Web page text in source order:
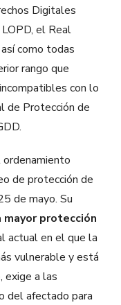
Digitales
el Real
como todas
rango que
con lo
de Protección de
de protección de
de mayo. Su
mayor protección
actual en el que la
vulnerable y está
exige a las
del afectado para